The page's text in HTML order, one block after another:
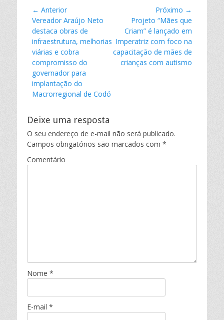
Navegação
de
Post
← Anterior
Postagem
anterior:
Vereador Araújo Neto
destaca obras de
infraestrutura, melhorias
viárias e cobra
compromisso do
governador para
implantação do
Macrorregional de Codó
Próximo →
Próxima
postagem:
Projeto “Mães que
Criam” é lançado em
Imperatriz com foco na
capacitação de mães de
crianças com autismo
Deixe uma resposta
O seu endereço de e-mail não será publicado.
Campos obrigatórios são marcados com *
Comentário
Nome *
E-mail *